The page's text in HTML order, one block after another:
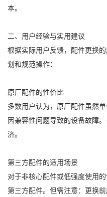
本。
二、用户经验与实用建议
根据实际用户反馈，配件更换
划和规范操作：
原厂配件的性价比
多数用户认为，原厂配件虽然
因兼容性问题导致的设备故障
济。
第三方配件的适用场景
对于非核心配件或低强度使用
第三方配件。但需注意：更换